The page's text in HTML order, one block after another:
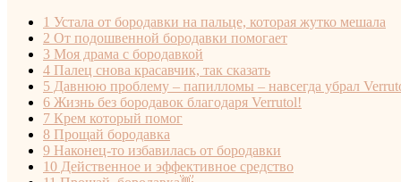
1 Устала от бородавки на пальце, которая жутко мешала
2 От подошвенной бородавки помогает
3 Моя драма с бородавкой
4 Палец снова красавчик, так сказать
5 Давнюю проблему – папилломы – навсегда убрал
6 Жизнь без бородавок благодаря Verrutol!
7 Крем который помог
8 Прощай бородавка
9 Наконец-то избавилась от бородавки
10 Действенное и эффективное средство